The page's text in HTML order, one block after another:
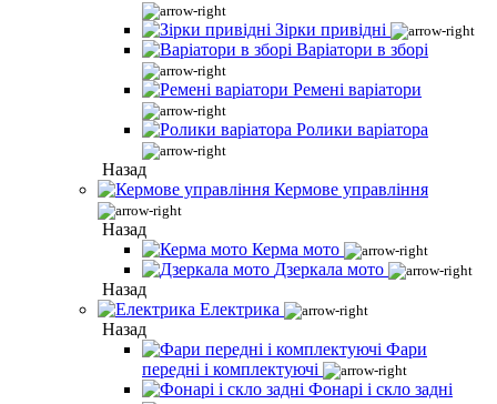
Зірки привідні
Варіатори в зборі
Ремені варіатори
Ролики варіатора
Назад
Кермове управління
Назад
Керма мото
Дзеркала мото
Назад
Електрика
Назад
Фари
передні і комплектуючі
Фонарі і скло задні